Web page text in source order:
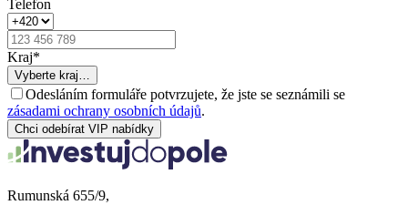
Telefon
Kraj*
Vyberte kraj…
Odesláním formuláře potvrzujete, že jste se seznámili se
zásadami ochrany osobních údajů.
Chci odebírat VIP nabídky
Rumunská 655/9,